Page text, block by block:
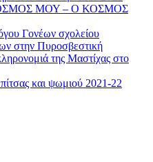
ΜΟΥ – Ο ΚΟΣΜΟΣ
Γονέων σχολείου
στην Πυροσβεστική
της Μαστίχας στο
και ψωμιού 2021-22